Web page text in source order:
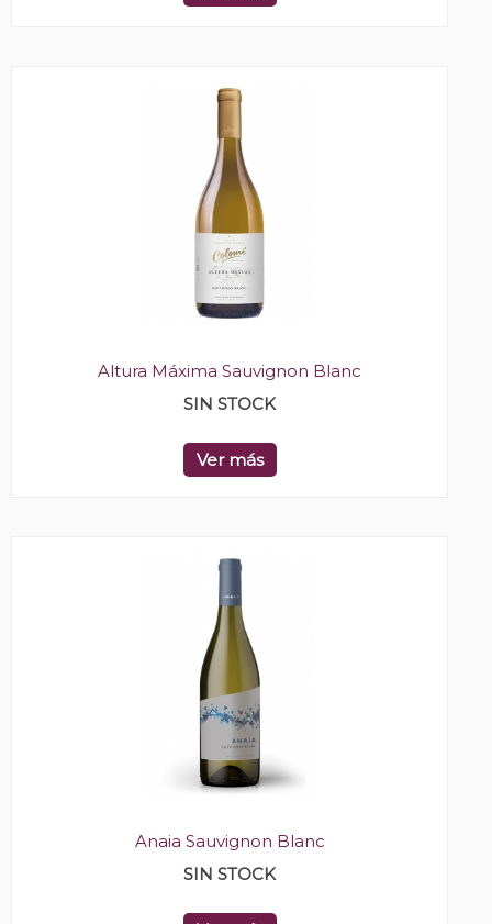
Altura Máxima Sauvignon Blanc
SIN STOCK
Ver más
Anaia Sauvignon Blanc
SIN STOCK